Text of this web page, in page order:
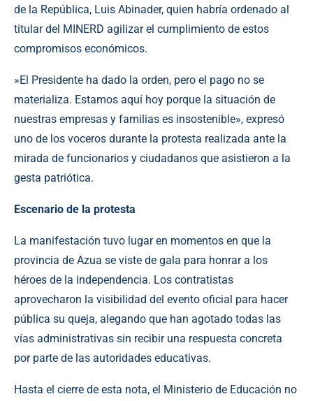
de la República, Luis Abinader, quien habría ordenado al
titular del MINERD agilizar el cumplimiento de estos
compromisos económicos.
​»El Presidente ha dado la orden, pero el pago no se
materializa. Estamos aquí hoy porque la situación de
nuestras empresas y familias es insostenible», expresó
uno de los voceros durante la protesta realizada ante la
mirada de funcionarios y ciudadanos que asistieron a la
gesta patriótica.
​Escenario de la protesta
​La manifestación tuvo lugar en momentos en que la
provincia de Azua se viste de gala para honrar a los
héroes de la independencia. Los contratistas
aprovecharon la visibilidad del evento oficial para hacer
pública su queja, alegando que han agotado todas las
vías administrativas sin recibir una respuesta concreta
por parte de las autoridades educativas.
​Hasta el cierre de esta nota, el Ministerio de Educación no